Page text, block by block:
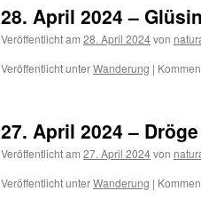
28. April 2024 –
Veröffentlicht am 28. April 2024von
Veröffentlicht unterWanderung |
27. April 2024 –
Veröffentlicht am 27. April 2024von
Veröffentlicht unterWanderung |